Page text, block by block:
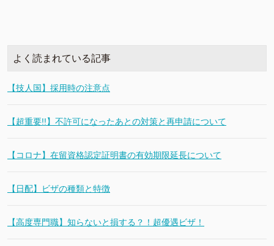
よく読まれている記事
【技人国】採用時の注意点
【超重要!!】不許可になったあとの対策と再申請について
【コロナ】在留資格認定証明書の有効期限延長について
【日配】ビザの種類と特徴
【高度専門職】知らないと損する？！超優遇ビザ！